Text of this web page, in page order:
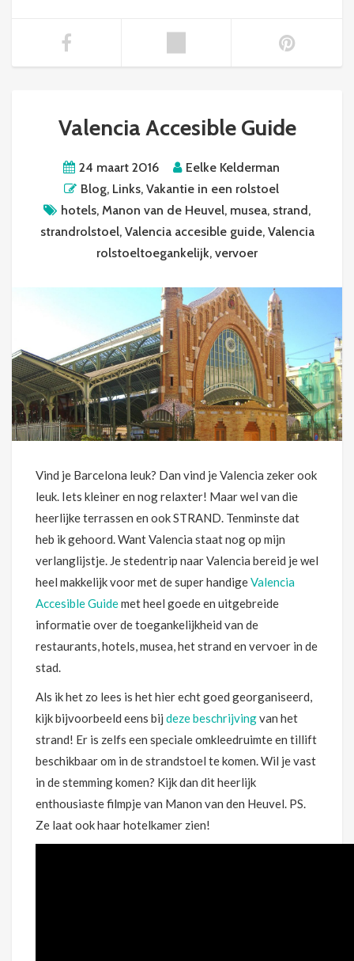
Valencia Accesible Guide
24 maart 2016
Eelke Kelderman
Blog, Links, Vakantie in een rolstoel
hotels, Manon van de Heuvel, musea, strand,
strandrolstoel, Valencia accesible guide, Valencia
rolstoeltoegankelijk, vervoer
Vind je Barcelona leuk? Dan vind je Valencia zeker ook
leuk. Iets kleiner en nog relaxter! Maar wel van die
heerlijke terrassen en ook STRAND. Tenminste dat
heb ik gehoord. Want Valencia staat nog op mijn
verlanglijstje. Je stedentrip naar Valencia bereid je wel
heel makkelijk voor met de super handigeValencia
Accesible Guidemet heel goede en uitgebreide
informatie over de toegankelijkheid van de
restaurants, hotels, musea, het strand en vervoer in de
stad.
Als ik het zo lees is het hier echt goed georganiseerd,
kijk bijvoorbeeld eens bij deze beschrijvingvan het
strand! Er is zelfs een speciale omkleedruimte en tillift
beschikbaar om in de strandstoel te komen. Wil je vast
in de stemming komen? Kijk dan dit heerlijk
enthousiaste filmpje van Manon van den Heuvel. PS.
Ze laat ook haar hotelkamer zien!